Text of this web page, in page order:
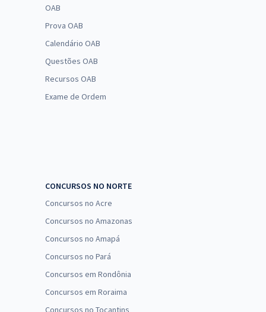
OAB
Prova OAB
Calendário OAB
Questões OAB
Recursos OAB
Exame de Ordem
CONCURSOS NO NORTE
Concursos no Acre
Concursos no Amazonas
Concursos no Amapá
Concursos no Pará
Concursos em Rondônia
Concursos em Roraima
Concursos no Tocantins